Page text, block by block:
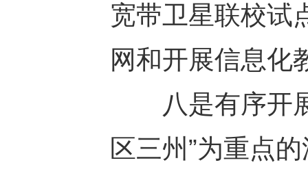
宽带卫星联校试
网和开展信息化
八是有序开展
区三州”为重点